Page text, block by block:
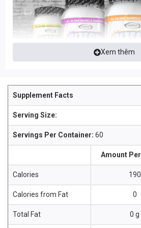
Xem thêm
Supplement Facts
Serving Size:
Servings Per Container: 60
Amount
Calories 190
Calories from Fat 0
Total Fat 0 g